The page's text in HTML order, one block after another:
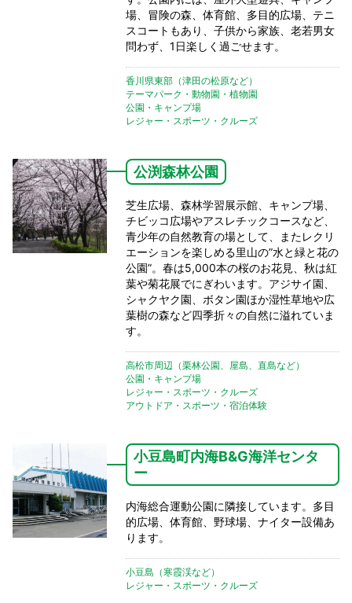
場、冒険の森、体育館、多目的広場、テニ
スコートもあり、子供から家族、老若男女
問わず、1日楽しく過ごせます。
香川県東部（津田の松原など）
テーマパーク・動物園・植物園
公園・キャンプ場
レジャー・スポーツ・クルーズ
公渕森林公園
芝生広場、森林学習展示館、キャンプ場、
チビッコ広場やアスレチックコースなど、
青少年の自然教育の場として、またレクリ
エーションを楽しめる里山の”水と緑と花の
公園”。春は5,000本の桜のお花見、秋は紅
葉や菊花展でにぎわいます。アジサイ園、
シャクヤク園、ボタン園ほか湿性草地や広
葉樹の森など四季折々の自然に溢れていま
す。
高松市周辺（栗林公園、屋島、直島など）
公園・キャンプ場
レジャー・スポーツ・クルーズ
アウトドア・スポーツ・宿泊体験
小豆島町内海B&G海洋センタ
ー
内海総合運動公園に隣接しています。多目
的広場、体育館、野球場、ナイター設備あ
ります。
小豆島（寒霞渓など）
レジャー・スポーツ・クルーズ